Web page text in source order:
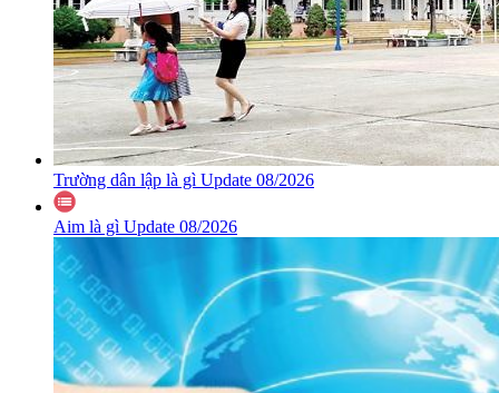
Trường dân lập là gì Update 08/2026
Aim là gì Update 08/2026